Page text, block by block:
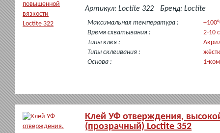
в
Артикул: Loctite 322 Бренд: Loctite
Максимальная температура :
Время схватывания :
2-10
Типы клея :
Типы склеивания :
Основа :
1-
Клей УФ отверждения,
(прозрачный) Loctite 352